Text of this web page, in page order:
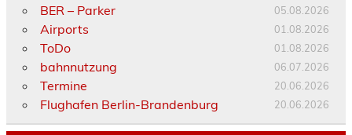
BER – Parker 05.08.2026
Airports 01.08.2026
ToDo 01.08.2026
bahnnutzung 06.07.2026
Termine 20.06.2026
Flughafen Berlin-Brandenburg 20.06.2026